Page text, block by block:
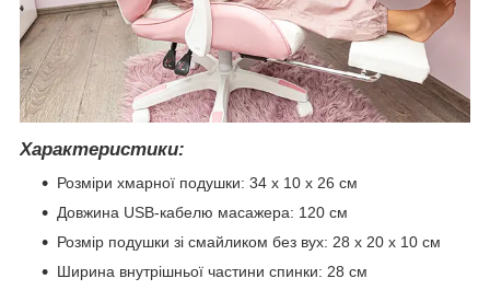
Характеристики:
Розміри хмарної подушки: 34 x 10 x 26 см
Довжина USB-кабелю масажера: 120 см
Розмір подушки зі смайликом без вух: 28 x 20 x 10 см
Ширина внутрішньої частини спинки: 28 см